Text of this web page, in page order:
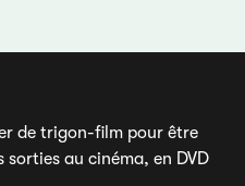
de trigon-film pour être
au cinéma, en DVD